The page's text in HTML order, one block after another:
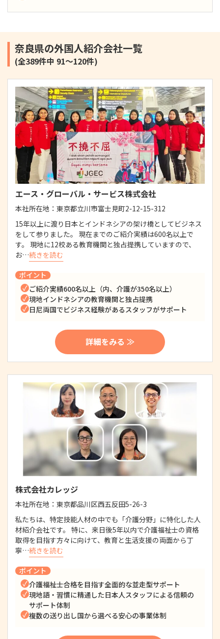
奈良県の外国人紹介会社一覧
(全389件中 91～120件)
エース・グローバル・サービス株式会社
本社所在地： 東京都立川市富士見町2-12-15-312
15年以上に渡り日本とインドネシアの架け橋としてビジネス
をして参りました。 現在までのご紹介実績は600名以上で
す。 現地に12校ある教育機関と独占提携していますので、
お…続きを読む
ポイント
ご紹介実績600名以上（内、介護が350名以上）
現地インドネシアの教育機関と独占提携
日尼両国でビジネス経験があるスタッフがサポート
詳細をみる ≫
株式会社カレッジ
本社所在地： 東京都品川区西五反田5-26-3
私たちは、特定技能人材の中でも「介護分野」に特化した人
材紹介会社です。 特に、来日後5年以内で介護福祉士の資格
取得を目指す方々に向けて、教育と生活支援の両面から丁
寧…続きを読む
ポイント
介護福祉士合格を目指す全面的な並走型サポート
現地語・習慣に精通した日本人スタッフによる信頼の
サポート体制
複数の送り出し国から選べる安心の事業体制